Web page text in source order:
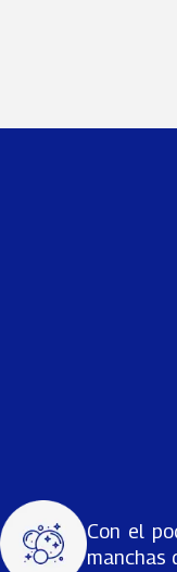
Con el
manchas